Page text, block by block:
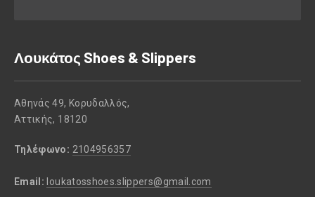
Λουκάτος Shoes & Slippers
Αθηνάς 49, Κορυδαλλός,
Αττικής, 18120
Τηλέφωνο: 2104956357
Email: loukatosshoes.slippers@gmail.com